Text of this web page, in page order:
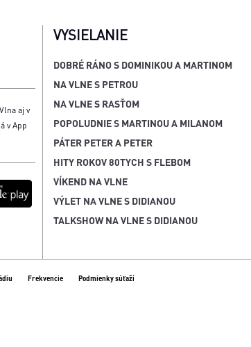
aj v
v App
VYSIELANIE
DOBRÉ RÁNO S DOMINIKOU A MARTINOM
NA VLNE S PETROU
NA VLNE S RASŤOM
POPOLUDNIE S MARTINOU A MILANOM
PÁTER PETER A PETER
HITY ROKOV 80TYCH S FLEBOM
VÍKEND NA VLNE
VÝLET NA VLNE S DIDIANOU
TALKSHOW NA VLNE S DIDIANOU
Frekvencie Podmienky súťaží